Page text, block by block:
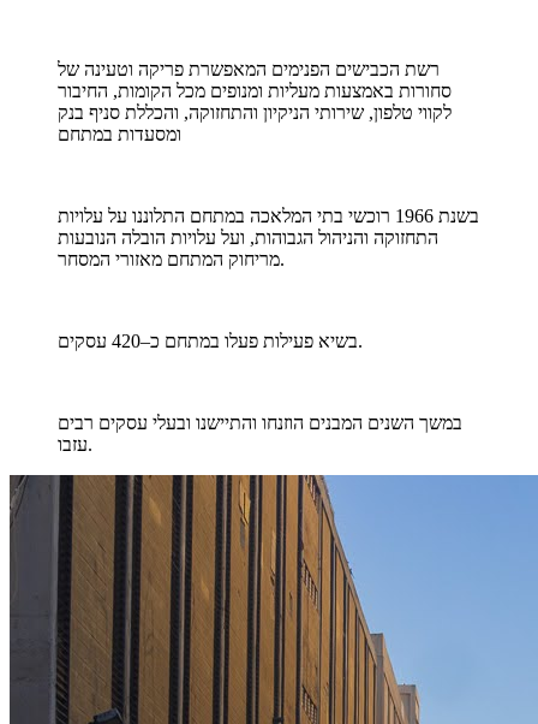
רשת הכבישים הפנימים המאפשרת פריקה וטעינה של
סחורות באמצעות מעליות ומנופים מכל הקומות, החיבור
לקווי טלפון, שירותי הניקיון והתחזוקה, והכללת סניף בנק
ומסעדות במתחם
בשנת 1966 רוכשי בתי המלאכה במתחם התלוננו על עלויות
התחזוקה והניהול הגבוהות, ועל עלויות הובלה הנובעות
מריחוק המתחם מאזורי המסחר.
בשיא פעילות פעלו במתחם כ–420 עסקים.
במשך השנים המבנים הוזנחו והתיישנו ובעלי עסקים רבים
עזבו.